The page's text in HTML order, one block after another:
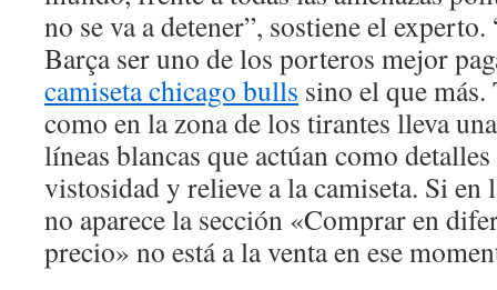
no se va a detener”, sostiene el experto.
Barça ser uno de los porteros mejor
camiseta chicago bulls sino el que
como en la zona de los tirantes lleva
líneas blancas que actúan como
vistosidad y relieve a la camiseta. Si en
no aparece la sección «Comprar en
precio» no está a la venta en ese